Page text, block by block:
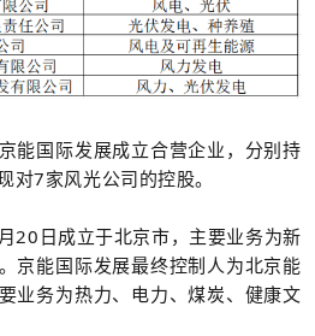
能国际发展成立合营企业，分别持
对7家风光公司的控股。
20日成立于北京市，主要业务为新
京能国际发展最终控制人为北京能
业务为热力、电力、煤炭、健康文